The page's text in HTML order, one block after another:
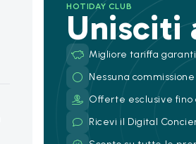
HOTIDAY CLUB
Unisciti
Migliore tariffa
Nessuna commissione
Offerte esclusive fino
Ricevi il Digital